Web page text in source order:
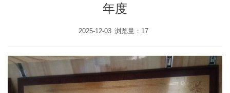
年度
2025-12-03 浏览量：17